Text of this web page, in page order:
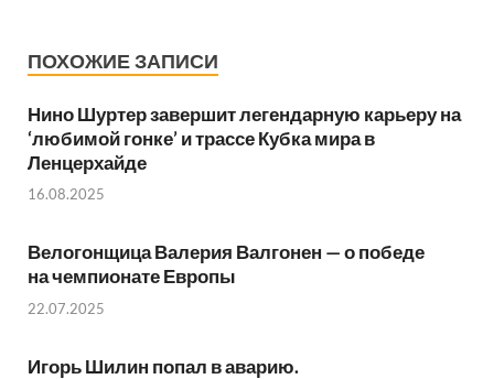
ПОХОЖИЕ ЗАПИСИ
Нино Шуртер завершит легендарную карьеру на
‘любимой гонке’ и трассе Кубка мира в
Ленцерхайде
16.08.2025
Велогонщица Валерия Валгонен — о победе
на чемпионате Европы
22.07.2025
Игорь Шилин попал в аварию.